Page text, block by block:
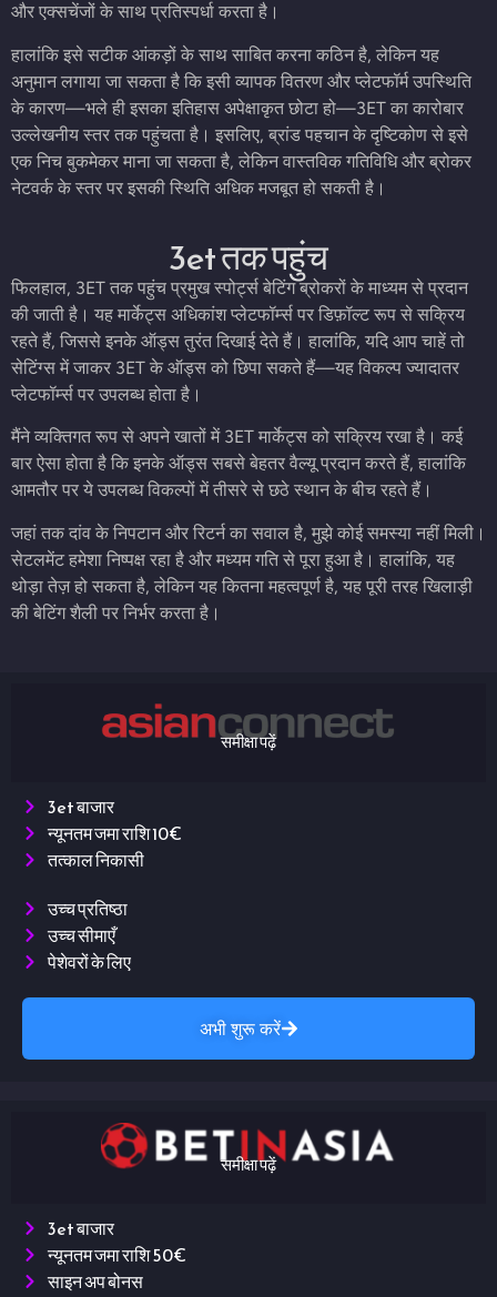
और एक्सचेंजों के साथ प्रतिस्पर्धा करता है।
हालांकि इसे सटीक आंकड़ों के साथ साबित करना कठिन है, लेकिन यह
अनुमान लगाया जा सकता है कि इसी व्यापक वितरण और प्लेटफॉर्म उपस्थिति
के कारण—भले ही इसका इतिहास अपेक्षाकृत छोटा हो—3ET का कारोबार
उल्लेखनीय स्तर तक पहुंचता है। इसलिए, ब्रांड पहचान के दृष्टिकोण से इसे
एक निच बुकमेकर माना जा सकता है, लेकिन वास्तविक गतिविधि और ब्रोकर
नेटवर्क के स्तर पर इसकी स्थिति अधिक मजबूत हो सकती है।
3et तक पहुंच
फिलहाल, 3ET तक पहुंच प्रमुख स्पोर्ट्स बेटिंग ब्रोकरों के माध्यम से प्रदान
की जाती है। यह मार्केट्स अधिकांश प्लेटफॉर्म्स पर डिफ़ॉल्ट रूप से सक्रिय
रहते हैं, जिससे इनके ऑड्स तुरंत दिखाई देते हैं। हालांकि, यदि आप चाहें तो
सेटिंग्स में जाकर 3ET के ऑड्स को छिपा सकते हैं—यह विकल्प ज्यादातर
प्लेटफॉर्म्स पर उपलब्ध होता है।
मैंने व्यक्तिगत रूप से अपने खातों में 3ET मार्केट्स को सक्रिय रखा है। कई
बार ऐसा होता है कि इनके ऑड्स सबसे बेहतर वैल्यू प्रदान करते हैं, हालांकि
आमतौर पर ये उपलब्ध विकल्पों में तीसरे से छठे स्थान के बीच रहते हैं।
जहां तक दांव के निपटान और रिटर्न का सवाल है, मुझे कोई समस्या नहीं मिली।
सेटलमेंट हमेशा निष्पक्ष रहा है और मध्यम गति से पूरा हुआ है। हालांकि, यह
थोड़ा तेज़ हो सकता है, लेकिन यह कितना महत्वपूर्ण है, यह पूरी तरह खिलाड़ी
की बेटिंग शैली पर निर्भर करता है।
समीक्षा पढ़ें
3et बाजार
न्यूनतम जमा राशि 10€
तत्काल निकासी
उच्च प्रतिष्ठा
उच्च सीमाएँ
पेशेवरों के लिए
अभी शुरू करें
समीक्षा पढ़ें
3et बाजार
न्यूनतम जमा राशि 50€
साइन अप बोनस